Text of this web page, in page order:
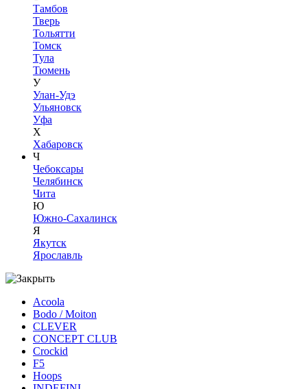
Тамбов
Тверь
Тольятти
Томск
Тула
Тюмень
У
Улан-Удэ
Ульяновск
Уфа
Х
Хабаровск
Ч
Чебоксары
Челябинск
Чита
Ю
Южно-Сахалинск
Я
Якутск
Ярославль
Acoola
Bodo / Moiton
CLEVER
CONCEPT CLUB
Crockid
F5
Hoops